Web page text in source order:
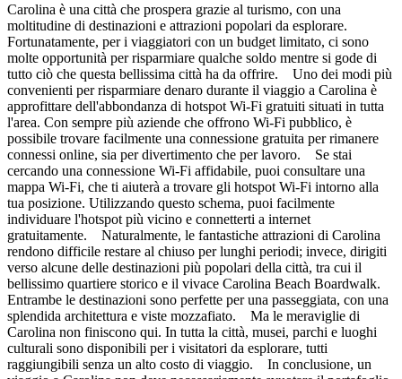
Carolina è una città che prospera grazie al turismo, con una
moltitudine di destinazioni e attrazioni popolari da esplorare.
Fortunatamente, per i viaggiatori con un budget limitato, ci sono
molte opportunità per risparmiare qualche soldo mentre si gode di
tutto ciò che questa bellissima città ha da offrire. Uno dei modi più
convenienti per risparmiare denaro durante il viaggio a Carolina è
approfittare dell'abbondanza di hotspot Wi-Fi gratuiti situati in tutta
l'area. Con sempre più aziende che offrono Wi-Fi pubblico, è
possibile trovare facilmente una connessione gratuita per rimanere
connessi online, sia per divertimento che per lavoro. Se stai
cercando una connessione Wi-Fi affidabile, puoi consultare una
mappa Wi-Fi, che ti aiuterà a trovare gli hotspot Wi-Fi intorno alla
tua posizione. Utilizzando questo schema, puoi facilmente
individuare l'hotspot più vicino e connetterti a internet
gratuitamente. Naturalmente, le fantastiche attrazioni di Carolina
rendono difficile restare al chiuso per lunghi periodi; invece, dirigiti
verso alcune delle destinazioni più popolari della città, tra cui il
bellissimo quartiere storico e il vivace Carolina Beach Boardwalk.
Entrambe le destinazioni sono perfette per una passeggiata, con una
splendida architettura e viste mozzafiato. Ma le meraviglie di
Carolina non finiscono qui. In tutta la città, musei, parchi e luoghi
culturali sono disponibili per i visitatori da esplorare, tutti
raggiungibili senza un alto costo di viaggio. In conclusione, un